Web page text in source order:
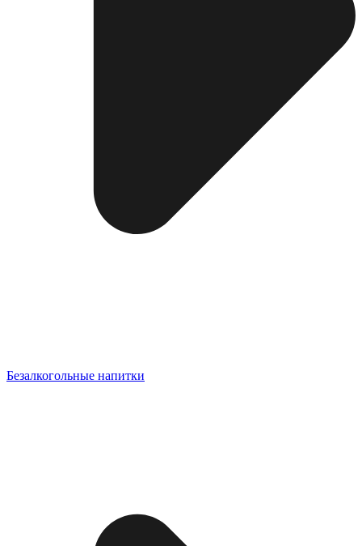
Безалкогольные напитки